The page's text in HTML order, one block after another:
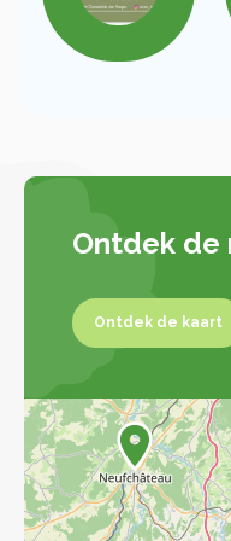
Ontdek de
Ontdek de kaart